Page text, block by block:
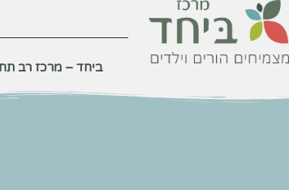
לתוכן
ביחד – מרכז רב